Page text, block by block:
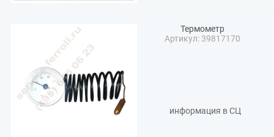
Термометр
Артикул: 39817170
информация в СЦ